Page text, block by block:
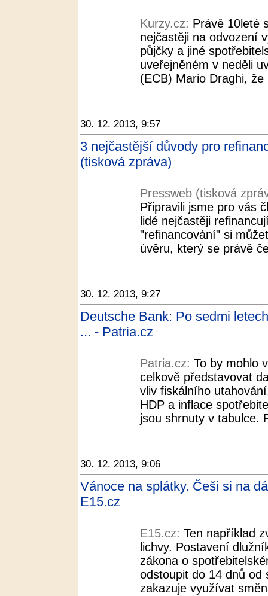
Kurzy.cz: Právě 10leté
nejčastěji na odvození
půjčky a jiné
uveřejněném v neděli
(ECB) Mario Draghi,
30. 12. 2013, 9:57
3 nejčastější důvody pro
(tisková zpráva)
Pressweb (tisková
Připravili jsme pro vás
lidé nejčastěji
"refinancování" si
úvěru, který se právě
30. 12. 2013, 9:27
Deutsche Bank: Po sedmi
... - Patria.cz
Patria.cz: To by mohlo
celkově představovat
vliv fiskálního
HDP a inflace
jsou shrnuty v tabulce.
30. 12. 2013, 9:06
Vánoce na splátky. Češi si na
E15.cz
E15.cz: Ten například
lichvy. Postavení
zákona o
odstoupit do 14 dnů od
zakazuje využívat